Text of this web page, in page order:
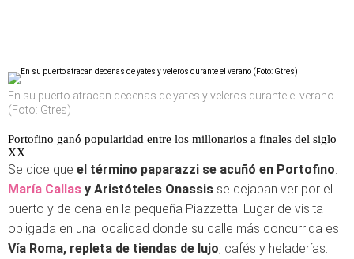
En su puerto atracan decenas de yates y veleros durante el verano
(Foto: Gtres)
Portofino ganó popularidad entre los millonarios a finales del siglo
XX
Se dice que el término paparazzi se acuñó en Portofino.
María Callas y Aristóteles Onassis se dejaban ver por el
puerto y de cena en la pequeña Piazzetta. Lugar de visita
obligada en una localidad donde su calle más concurrida es
Vía Roma, repleta de tiendas de lujo, cafés y heladerías.